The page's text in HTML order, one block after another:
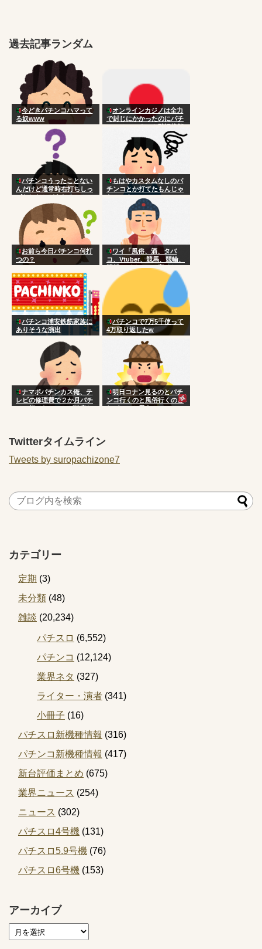
過去記事ランダム
今どきパチンコハマって
る奴www
オンラインカジノは全力
で封じにかかったのにパチ
ンコはいつまでも黙認状態
パチンコうったことない
んだけど通常時右打ちしっ
ぱなしだとどうなるの？
もはやカスタムなしのパ
チンコとか打てたもんじゃ
ないのよ
お前ら今日パチンコ何打
つの？
ワイ「風俗、酒、タバ
コ、Vtuber、競馬、競輪、
競艇、パチンコ、宝くじ一
切やりません興味ありませ
ん」
パチンコ浦安鉄筋家族に
ありそうな演出
パチンコで7万5千使って
4万取り返したw
ナマポパチンカス俺、テ
レビの修理費で２か月パチ
ンコ打てないことが確定し
明日コナン見るのとパチ
ンコ行くのと風俗行くのど
れがいいと思う？
Twitterタイムライン
Tweets by suropachizone7
カテゴリー
定期 (3)
未分類 (48)
雑談 (20,234)
パチスロ (6,552)
パチンコ (12,124)
業界ネタ (327)
ライター・演者 (341)
小冊子 (16)
パチスロ新機種情報 (316)
パチンコ新機種情報 (417)
新台評価まとめ (675)
業界ニュース (254)
ニュース (302)
パチスロ4号機 (131)
パチスロ5.9号機 (76)
パチスロ6号機 (153)
アーカイブ